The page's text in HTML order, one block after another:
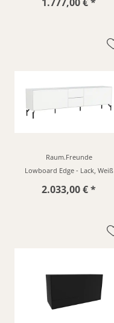
Raum.Freunde
Lowboard Edge - Lack, Weiß
2.033,00 € *